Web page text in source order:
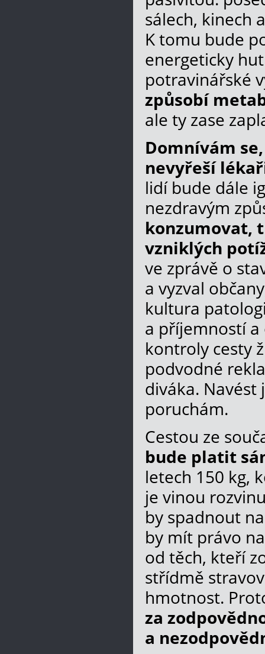
sálech, kinech
K tomu bude
energeticky
potravinářské
způsobí
ale ty zase
Domnívám
nevyřeší
lidí bude dále
nezdravým
konzumovat,
vzniklých
ve zprávě o
a vyzval
kultura
a příjemností
kontroly cesty
podvodné
diváka. Navést
poruchám.
Cestou ze
bude platit
letech 150 kg,
je vinou
by spadnout
by mít právo
od těch, kteří
střídmě
hmotnost.
za
a